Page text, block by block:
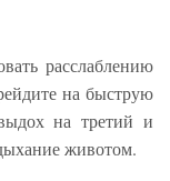
расслаблению
на быструю
на третий и
животом.